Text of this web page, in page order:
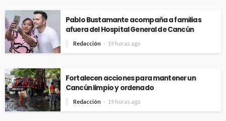
Pablo Bustamante acompaña a familias
afuera del Hospital General de Cancún
Redacción 19 horas ago
Fortalecen acciones para mantener un
Cancún limpio y ordenado
Redacción 19 horas ago